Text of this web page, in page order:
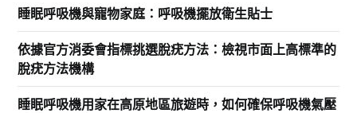
睡眠呼吸機與寵物家庭：呼吸機擺放衛生貼士
依據官方消委會指標挑選脫疣方法：檢視市面上高標準的
脫疣方法機構
睡眠呼吸機用家在高原地區旅遊時，如何確保呼吸機氣壓